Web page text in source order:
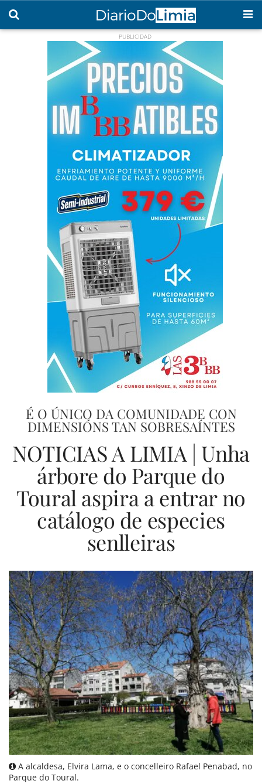
É O ÚNICO DA COMUNIDADE CON
DIMENSIÓNS TAN SOBRESAÍNTES
NOTICIAS A LIMIA | Unha
árbore do Parque do
Toural aspira a entrar no
catálogo de especies
senlleiras
A alcaldesa, Elvira Lama, e o concelleiro Rafael Penabad, no
Parque do Toural.